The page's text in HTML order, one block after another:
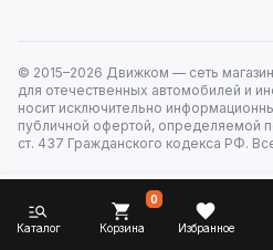
© 2015–2026 Движком — сеть
для отечественных автомобилей и
носит исключительно
публичной офертой, определяемой
ст. 437 Гражданского кодекса РФ.
Каталог Корзина
0
Избранное